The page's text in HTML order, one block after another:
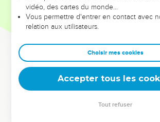
montagnes et parmi les rochers.
Ils disent aux montagnes et aux rochers :
royal. Cachez-nous loin de la colère de
Oui, le grand jour de leur colère est
encore ? »
© Société biblique française – Bibli’O, 2000, avec
vidéo, des cartes du monde…
Vous permettre d'entrer en contact avec
relation aux utilisateurs.
Choisir mes cookies
Accepter tous les
Tout refuser